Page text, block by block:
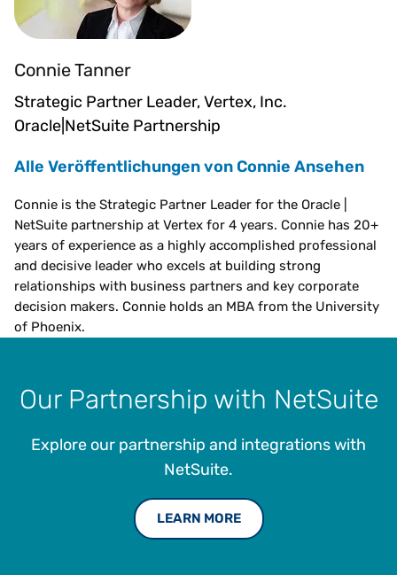
Connie Tanner
Strategic Partner Leader, Vertex, Inc.
Oracle|NetSuite Partnership
Alle Veröffentlichungen von Connie Ansehen
Connie is the Strategic Partner Leader for the Oracle |
NetSuite partnership at Vertex for 4 years. Connie has 20+
years of experience as a highly accomplished professional
and decisive leader who excels at building strong
relationships with business partners and key corporate
decision makers. Connie holds an MBA from the University
of Phoenix.
Our Partnership with NetSuite
Explore our partnership and integrations with
NetSuite.
LEARN MORE